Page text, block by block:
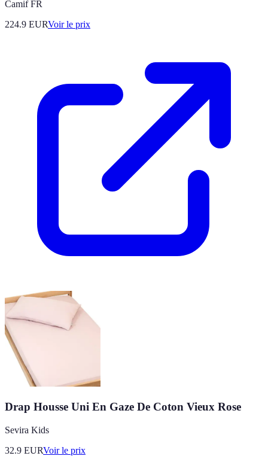
Camif FR
224.9 EURVoir le prix
Drap Housse Uni En Gaze De Coton Vieux Rose
Sevira Kids
32.9 EURVoir le prix